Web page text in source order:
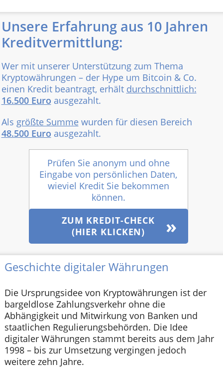
Unsere Erfahrung aus 10 Jahren
Kreditvermittlung:
Wer mit unserer Unterstützung zum Thema
Kryptowährungen – der Hype um Bitcoin & Co.
einen Kredit beantragt, erhält durchschnittlich:
16.500 Euro ausgezahlt.
Als größte Summewurden für diesen Bereich
48.500 Euro ausgezahlt.
Prüfen Sie anonym und ohne
Eingabe von persönlichen Daten,
wieviel Kredit Sie bekommen
können.
ZUM KREDIT-CHECK
(HIER KLICKEN)
Geschichte digitaler Währungen
Die Ursprungsidee von Kryptowährungen ist der
bargeldlose Zahlungsverkehr ohne die
Abhängigkeit und Mitwirkung von Banken und
staatlichen Regulierungsbehörden. Die Idee
digitaler Währungen stammt bereits aus dem Jahr
1998 – bis zur Umsetzung vergingen jedoch
weitere zehn Jahre.